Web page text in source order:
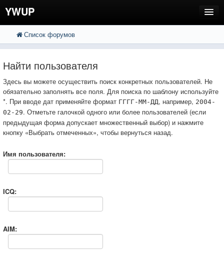
YWUP
FAQ
Вход
Список форумов
Найти пользователя
Здесь вы можете осуществить поиск конкретных пользователей. Не
обязательно заполнять все поля. Для поиска по шаблону используйте
*. При вводе дат применяйте формат ГГГГ-ММ-ДД, например, 2004-
02-29. Отметьте галочкой одного или более пользователей (если
предыдущая форма допускает множественный выбор) и нажмите
кнопку «Выбрать отмеченных», чтобы вернуться назад.
Имя пользователя:
ICQ:
AIM: